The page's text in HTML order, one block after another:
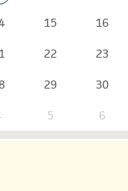
15
16
22
23
29
30
5 6